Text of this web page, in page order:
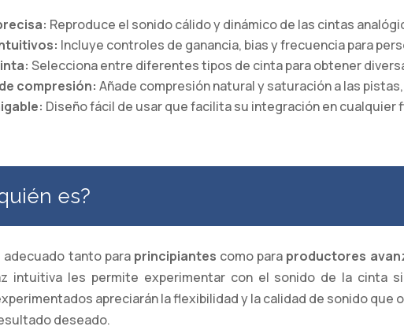
Reproduce el sonido cálido y dinámico de las cintas
Incluye controles de ganancia, bias y frecuencia para
Selecciona entre diferentes tipos de cinta para obtener
compresión: Añade compresión natural y saturación a las
Diseño fácil de usar que facilita su integración en cualquier
es?
adecuado tanto para principiantes como para productores
intuitiva les permite experimentar con el sonido de la cinta
apreciarán la flexibilidad y la calidad de sonido
deseado.